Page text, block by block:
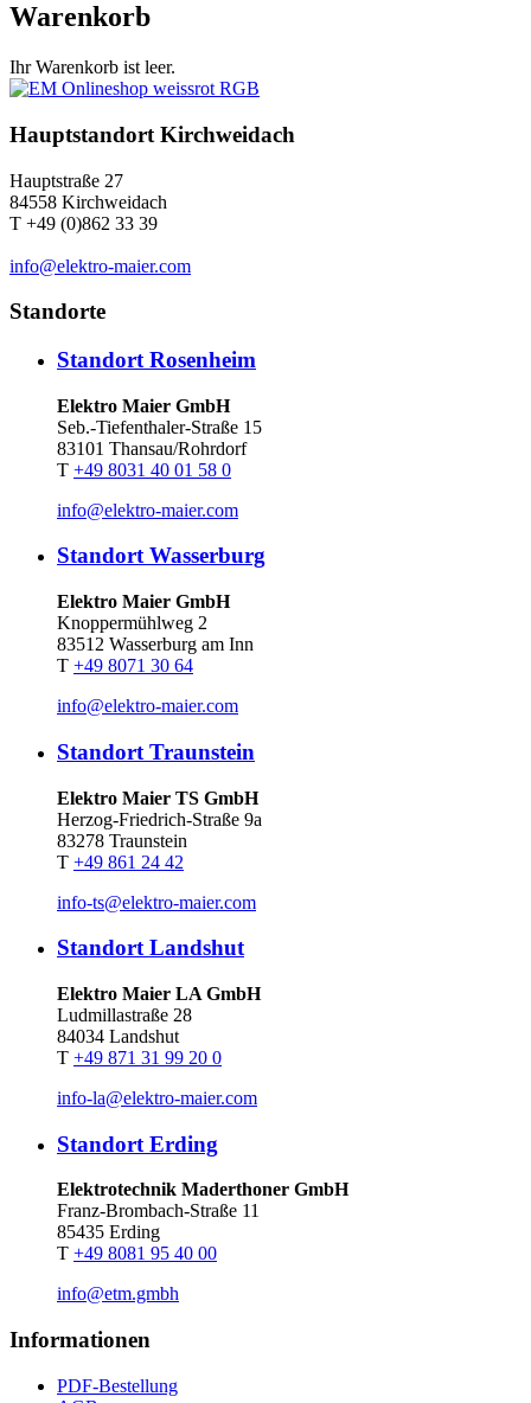
Warenkorb
Ihr Warenkorb ist leer.
Hauptstandort Kirchweidach
Hauptstraße 27
84558 Kirchweidach
T +49 (0)862 33 39
info@elektro-maier.com
Standorte
Standort Rosenheim
Elektro Maier GmbH
Seb.-Tiefenthaler-Straße 15
83101 Thansau/Rohrdorf
T +49 8031 40 01 58 0
info@elektro-maier.com
Standort Wasserburg
Elektro Maier GmbH
Knoppermühlweg 2
83512 Wasserburg am Inn
T +49 8071 30 64
info@elektro-maier.com
Standort Traunstein
Elektro Maier TS GmbH
Herzog-Friedrich-Straße 9a
83278 Traunstein
T +49 861 24 42
info-ts@elektro-maier.com
Standort Landshut
Elektro Maier LA GmbH
Ludmillastraße 28
84034 Landshut
T +49 871 31 99 20 0
info-la@elektro-maier.com
Standort Erding
Elektrotechnik Maderthoner GmbH
Franz-Brombach-Straße 11
85435 Erding
T +49 8081 95 40 00
info@etm.gmbh
Informationen
PDF-Bestellung